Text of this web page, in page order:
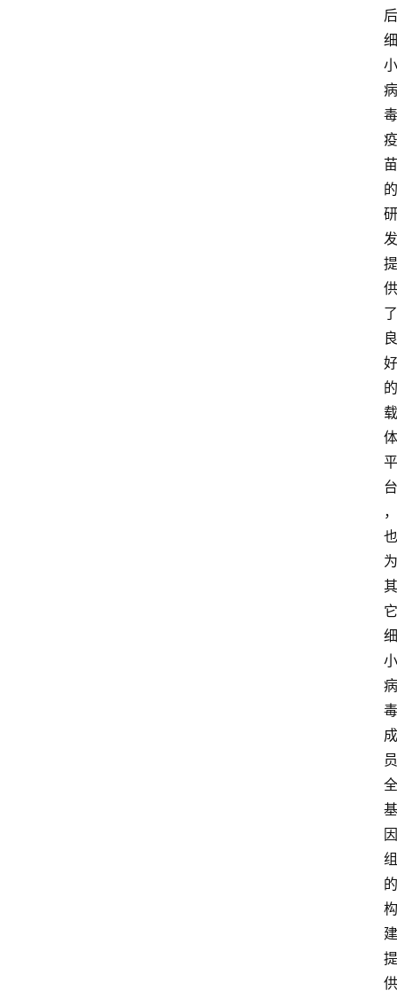
后
细
小
病
毒
疫
苗
的
研
发
提
供
了
良
好
的
载
体
平
台
，
也
为
其
它
细
小
病
毒
成
员
全
基
因
组
的
构
建
提
供